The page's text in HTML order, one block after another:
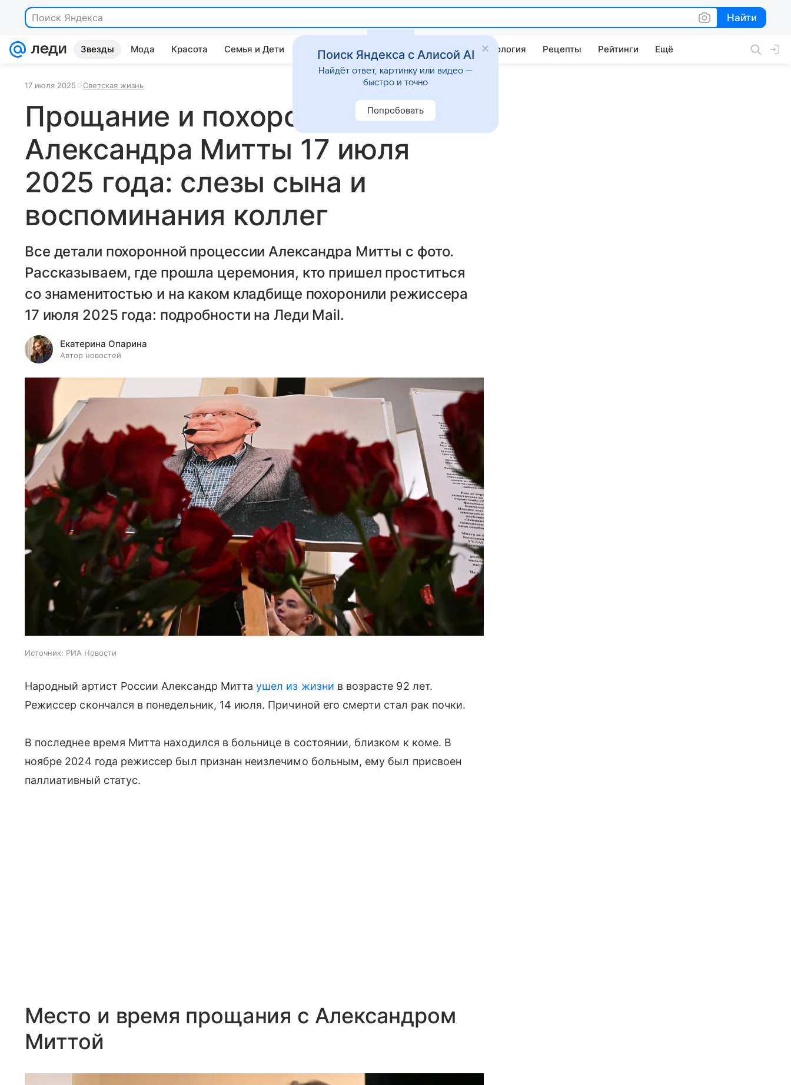
Поиск Яндекса Найти
Найти
Звезды Мода Красота Семья и Дети Дом Гороскопы Стиль жизни Психология Рецепты Рейтинги Ещё
17 июля 2025 Светская жизнь
Прощание и похороны
Александра Митты 17 июля
2025 года: слезы сына и
воспоминания коллег
Все детали похоронной процессии Александра Митты с фото.
Рассказываем, где прошла церемония, кто пришел проститься
со знаменитостью и на каком кладбище похоронили режиссера
17 июля 2025 года: подробности на Леди Mail.
Екатерина Опарина
Автор новостей
Источник: РИА Новости
Народный артист России Александр Миттаушел из жизни в возрасте 92 лет.
Режиссер скончался в понедельник, 14 июля. Причиной его смерти стал рак почки.
В последнее время Митта находился в больнице в состоянии, близком к коме. В
ноябре 2024 года режиссер был признан неизлечимо больным, ему был присвоен
паллиативный статус.
Место и время прощания с Александром
Миттой
Поиск Яндекса с Алисой AI
Найдёт ответ, картинку или видео —
быстро и точно
Попробовать